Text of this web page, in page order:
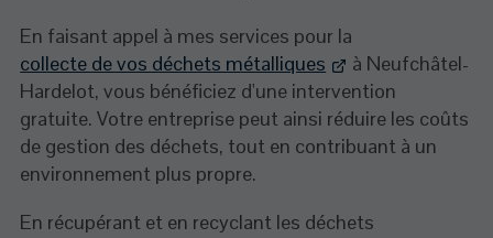
En faisant appel à mes services pour la
collecte de vos déchets métalliques
à Neufchâtel-
Hardelot, vous bénéficiez d'une intervention
gratuite. Votre entreprise peut ainsi réduire les coûts
de gestion des déchets, tout en contribuant à un
environnement plus propre.
En récupérant et en recyclant les déchets